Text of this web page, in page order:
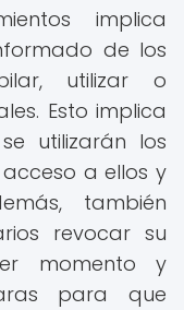
implica
de los
utilizar o
Esto implica
utilizarán los
a ellos y
también
revocar su
momento y
para que